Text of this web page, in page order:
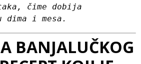
čime dobija
dima i mesa.
BANJALUČKOG